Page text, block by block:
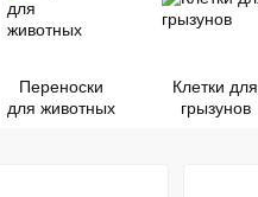
Переноски
для животных
Клетки для
грызунов